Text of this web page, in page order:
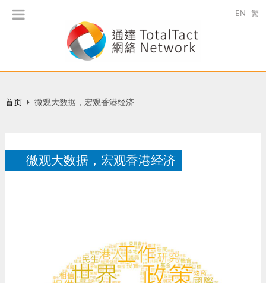
EN 繁
首页 微观大数据，宏观香港经济
微观大数据，宏观香港经济